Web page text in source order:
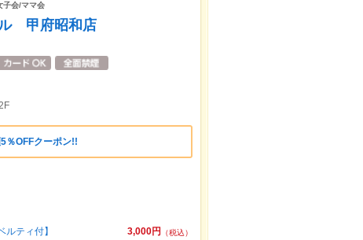
子会/ママ会
甲府昭和店
％OFFクーポン!!
3,000円
（税込）
ティ付】